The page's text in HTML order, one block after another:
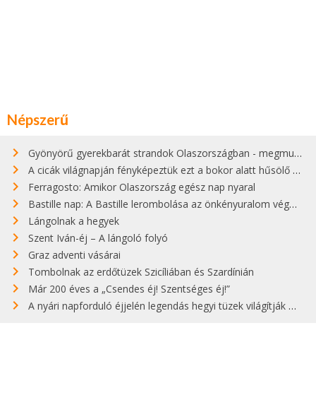
Népszerű
Gyönyörű gyerekbarát strandok Olaszországban - megmutatjuk a 15 legjobbat
A cicák világnapján fényképeztük ezt a bokor alatt hűsölő cicát Kisorosziban
Ferragosto: Amikor Olaszország egész nap nyaral
Bastille nap: A Bastille lerombolása az önkényuralom végét jelentette
Lángolnak a hegyek
Szent Iván-éj – A lángoló folyó
Graz adventi vásárai
Tombolnak az erdőtüzek Szicíliában és Szardínián
Már 200 éves a „Csendes éj! Szentséges éj!”
A nyári napforduló éjjelén legendás hegyi tüzek világítják meg Zugspitzét